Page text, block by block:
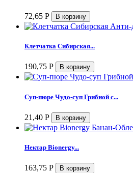
72,65 Р
Клетчатка Сибирская...
190,75 Р
Суп-пюре Чудо-суп Грибной с...
21,40 Р
Нектар Bionergy...
163,75 Р